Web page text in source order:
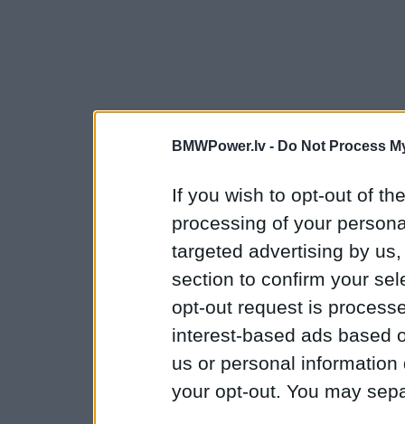
BMWPower.lv - Do Not Process
If you wish to opt-out of
processing of your
targeted advertising by
section to confirm your
opt-out request is
interest-based ads based
us or personal
your opt-out. You may